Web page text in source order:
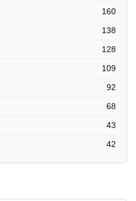
160
138
128
109
92
68
43
42